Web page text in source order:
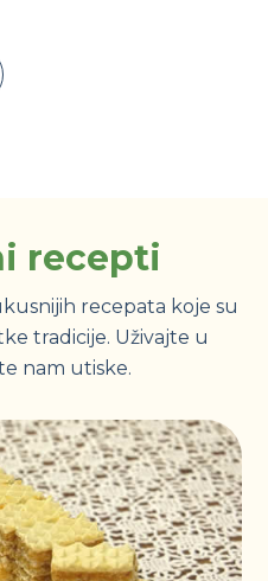
recepti
recepata koje su
tradicije. Uživajte u
nam utiske.